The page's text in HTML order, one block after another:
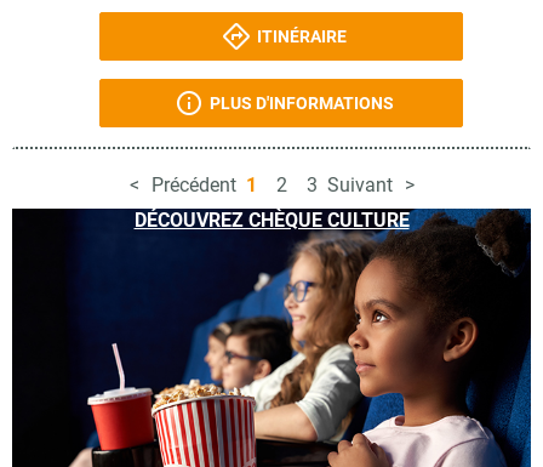
ITINÉRAIRE
PLUS D'INFORMATIONS
Précédent 1 2 3 Suivant
DÉCOUVREZ CHÈQUE CULTURE